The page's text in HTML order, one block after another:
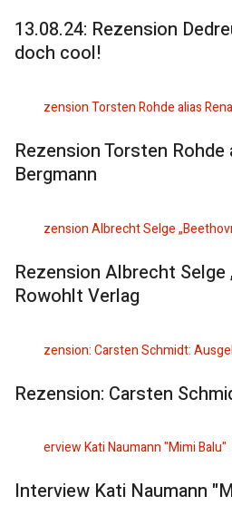
13.08.24: Rezension
doch cool!
Rezension Torsten Rohde
Bergmann
Rezension Albrecht Selge
Rowohlt Verlag
Rezension: Carsten
Interview Kati Naumann